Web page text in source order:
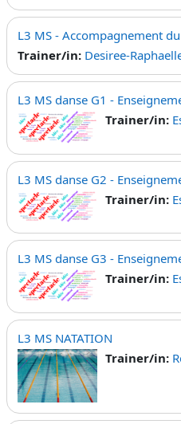
L3 MS - Accompagnement
Trainer/in: Desiree-
L3 MS danse G1 -
Trainer/in:
L3 MS danse G2 -
Trainer/in:
L3 MS danse G3 -
Trainer/in:
L3 MS NATATION
Trainer/in: